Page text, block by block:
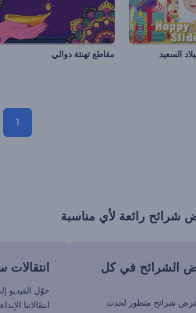
السعيد مقاطع تهنئة دوالي
1
رائعة لأي مناسبة
الشرائح في كل
شرائح متطور لحدث
حوّل الفيديو
انتقالاتنا